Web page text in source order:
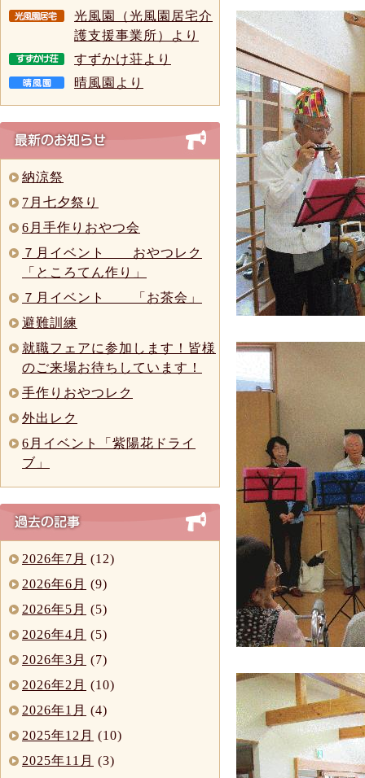
光風園（光風園居宅介
護支援事業所）より
すずかけ荘より
晴風園より
納涼祭
7月七夕祭り
6月手作りおやつ会
７月イベント おやつレク
「ところてん作り」
７月イベント 「お茶会」
避難訓練
就職フェアに参加します！皆様
のご来場お待ちしています！
手作りおやつレク
外出レク
6月イベント「紫陽花ドライ
ブ」
2026年7月 (12)
2026年6月 (9)
2026年5月 (5)
2026年4月 (5)
2026年3月 (7)
2026年2月 (10)
2026年1月 (4)
2025年12月 (10)
2025年11月 (3)